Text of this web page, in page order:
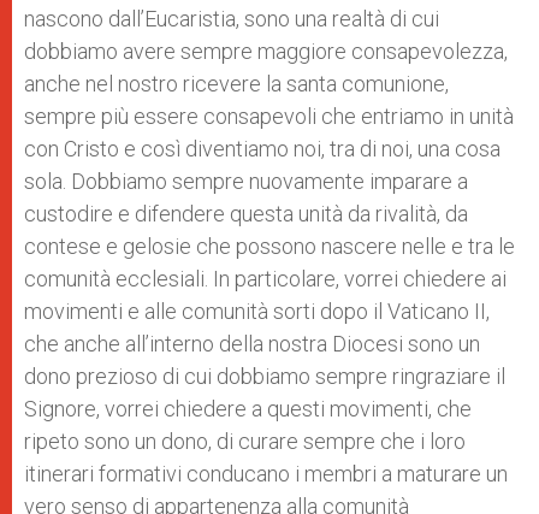
nascono dall’Eucaristia, sono una realtà di cui
dobbiamo avere sempre maggiore consapevolezza,
anche nel nostro ricevere la santa comunione,
sempre più essere consapevoli che entriamo in unità
con Cristo e così diventiamo noi, tra di noi, una cosa
sola. Dobbiamo sempre nuovamente imparare a
custodire e difendere questa unità da rivalità, da
contese e gelosie che possono nascere nelle e tra le
comunità ecclesiali. In particolare, vorrei chiedere ai
movimenti e alle comunità sorti dopo il Vaticano II,
che anche all’interno della nostra Diocesi sono un
dono prezioso di cui dobbiamo sempre ringraziare il
Signore, vorrei chiedere a questi movimenti, che
ripeto sono un dono, di curare sempre che i loro
itinerari formativi conducano i membri a maturare un
vero senso di appartenenza alla comunità